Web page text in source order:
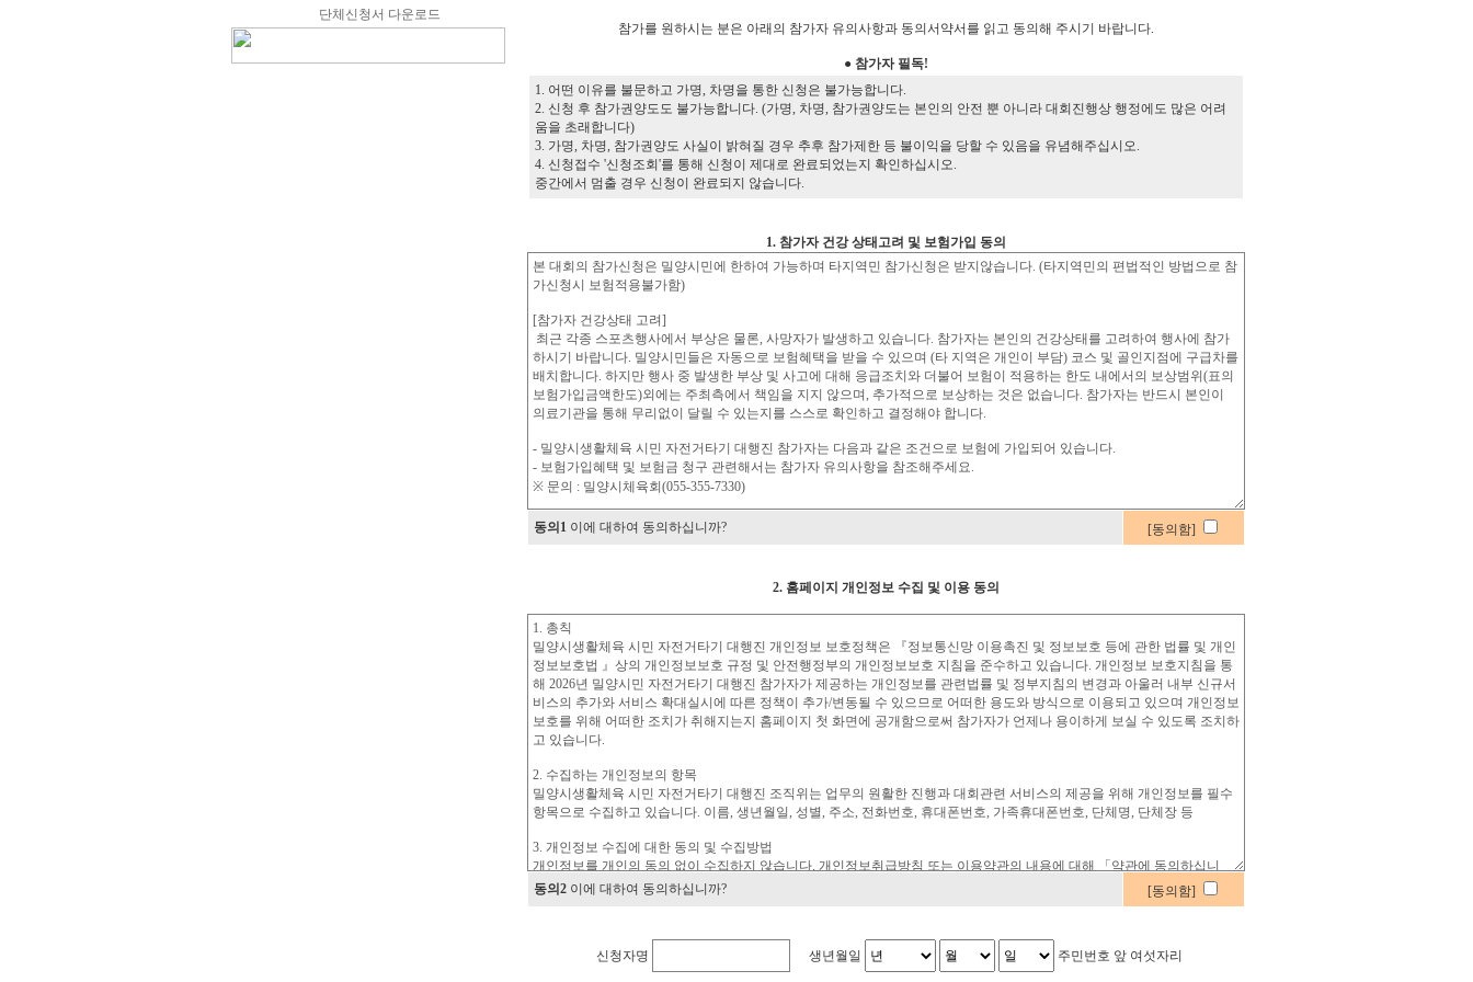
단체신청서 다운로드
참가를 원하시는 분은 아래의 참가자 유의사항과 동의서약서를 읽고 동의해 주시기 바랍니다.
● 참가자 필독!
1. 어떤 이유를 불문하고 가명, 차명을 통한 신청은 불가능합니다.
2. 신청 후 참가권양도도 불가능합니다. (가명, 차명, 참가권양도는 본인의 안전 뿐 아니라 대회진행상 행정에도 많은 어려
움을 초래합니다)
3. 가명, 차명, 참가권양도 사실이 밝혀질 경우 추후 참가제한 등 불이익을 당할 수 있음을 유념해주십시오.
4. 신청접수 '신청조회'를 통해 신청이 제대로 완료되었는지 확인하십시오.
중간에서 멈출 경우 신청이 완료되지 않습니다.
1. 참가자 건강 상태고려 및 보험가입 동의
동의1 이에 대하여 동의하십니까? [동의함]
2. 홈페이지 개인정보 수집 및 이용 동의
동의2 이에 대하여 동의하십니까? [동의함]
신청자명 생년월일 주민번호 앞 여섯자리